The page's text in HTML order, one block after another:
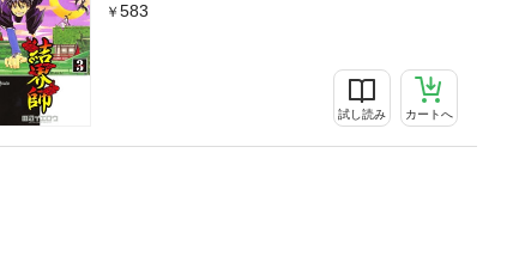
583
試し読み カートへ